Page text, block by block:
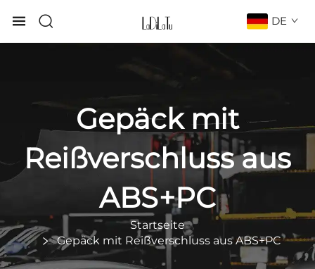
DE
Gepäck mit
Reißverschluss aus
ABS+PC
Startseite
Gepäck mit Reißverschluss aus ABS+PC